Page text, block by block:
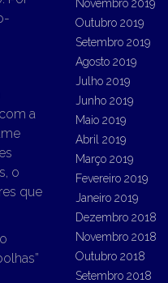
a
o
que
Novembro 2019
Outubro 2019
Setembro 2019
Agosto 2019
Julho 2019
Junho 2019
Maio 2019
Abril 2019
Março 2019
Fevereiro 2019
Janeiro 2019
Dezembro 2018
Novembro 2018
Outubro 2018
Setembro 2018